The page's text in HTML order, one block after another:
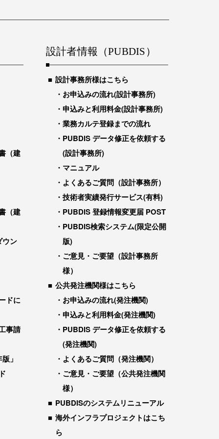
（建
（建
ウン
ドに
事請
」
設計者情報（PUBDIS）
設計事務所様はこちら
お申込みの流れ(設計事務所)
申込みと利用料金(設計事務所)
業務カルテ登録までの流れ
PUBDIS データ修正を依頼する
(設計事務所)
マニュアル
よくあるご質問（設計事務所）
技術者実績発行サービス(有料)
PUBDIS 登録情報変更届 POST
PUBDIS検索システム(限定公開
版)
ご意見・ご要望（設計事務所
様）
公共発注機関様はこちら
お申込みの流れ(発注機関)
申込みと利用料金(発注機関)
PUBDIS データ修正を依頼する
(発注機関)
よくあるご質問（発注機関）
ご意見・ご要望（公共発注機関
様）
PUBDISのシステムリニューアル
海外インフラプロジェクトはこち
ら